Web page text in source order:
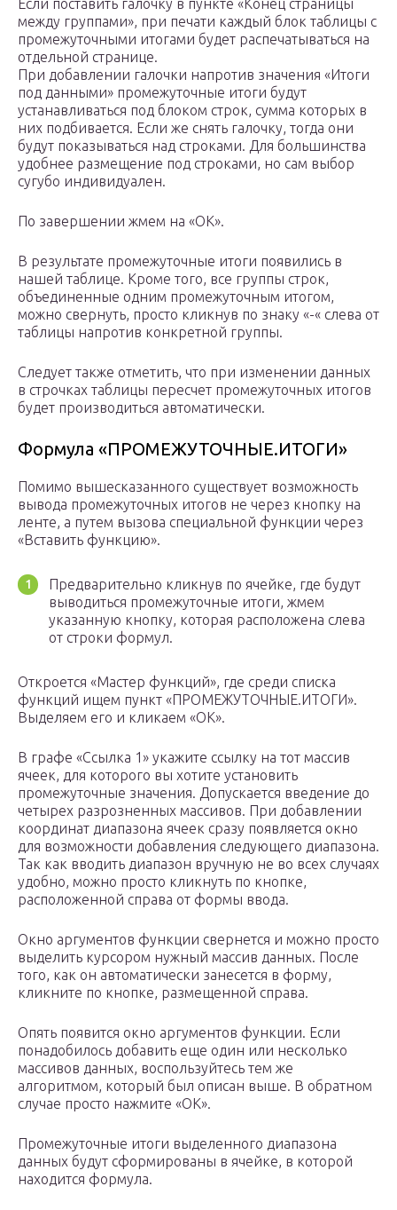
Если поставить галочку в пункте «Конец страницы
между группами», при печати каждый блок таблицы с
промежуточными итогами будет распечатываться на
отдельной странице.
При добавлении галочки напротив значения «Итоги
под данными» промежуточные итоги будут
устанавливаться под блоком строк, сумма которых в
них подбивается. Если же снять галочку, тогда они
будут показываться над строками. Для большинства
удобнее размещение под строками, но сам выбор
сугубо индивидуален.
По завершении жмем на «OK».
В результате промежуточные итоги появились в
нашей таблице. Кроме того, все группы строк,
объединенные одним промежуточным итогом,
можно свернуть, просто кликнув по знаку «-« слева от
таблицы напротив конкретной группы.
Следует также отметить, что при изменении данных
в строчках таблицы пересчет промежуточных итогов
будет производиться автоматически.
Формула «ПРОМЕЖУТОЧНЫЕ.ИТОГИ»
Помимо вышесказанного существует возможность
вывода промежуточных итогов не через кнопку на
ленте, а путем вызова специальной функции через
«Вставить функцию».
Предварительно кликнув по ячейке, где будут
выводиться промежуточные итоги, жмем
указанную кнопку, которая расположена слева
от строки формул.
Откроется «Мастер функций», где среди списка
функций ищем пункт «ПРОМЕЖУТОЧНЫЕ.ИТОГИ».
Выделяем его и кликаем «OK».
В графе «Ссылка 1» укажите ссылку на тот массив
ячеек, для которого вы хотите установить
промежуточные значения. Допускается введение до
четырех разрозненных массивов. При добавлении
координат диапазона ячеек сразу появляется окно
для возможности добавления следующего диапазона.
Так как вводить диапазон вручную не во всех случаях
удобно, можно просто кликнуть по кнопке,
расположенной справа от формы ввода.
Окно аргументов функции свернется и можно просто
выделить курсором нужный массив данных. После
того, как он автоматически занесется в форму,
кликните по кнопке, размещенной справа.
Опять появится окно аргументов функции. Если
понадобилось добавить еще один или несколько
массивов данных, воспользуйтесь тем же
алгоритмом, который был описан выше. В обратном
случае просто нажмите «OK».
Промежуточные итоги выделенного диапазона
данных будут сформированы в ячейке, в которой
находится формула.